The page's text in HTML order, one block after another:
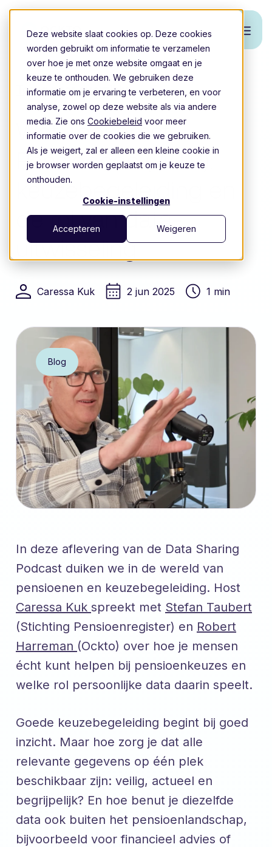
Deze website slaat cookies op. Deze cookies
worden gebruikt om informatie te verzamelen
over hoe je met onze website omgaat en je
keuze te onthouden. We gebruiken deze
informatie om je ervaring te verbeteren, en voor
analyse, zowel op deze website als via andere
media. Zie ons Cookiebeleid voor meer
informatie over de cookies die we gebruiken.
Als je weigert, zal er alleen een kleine cookie in
je browser worden geplaatst om je keuze te
onthouden.
Cookie-instellingen
Accepteren Weigeren
Terug naar overzicht
Wet Toekomst
Pensioenen (WTP):
keuzebegeleiding en
de rol van data-
uitwisseling
Caressa Kuk 2 jun 2025 1 min
Blog
In deze aflevering van de Data Sharing
Podcast duiken we in de wereld van
pensioenen en keuzebegeleiding. Host
Caressa Kuk spreekt met Stefan Taubert
(Stichting Pensioenregister) en Robert
Harreman (Ockto) over hoe je mensen
écht kunt helpen bij pensioenkeuzes en
welke rol persoonlijke data daarin speelt.
Goede keuzebegeleiding begint bij goed
inzicht. Maar hoe zorg je dat alle
relevante gegevens op één plek
beschikbaar zijn: veilig, actueel en
begrijpelijk? En hoe benut je diezelfde
data ook buiten het pensioenlandschap,
bijvoorbeeld voor financieel advies of